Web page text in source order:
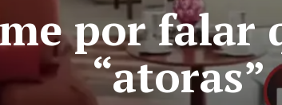
por falar
“atoras”